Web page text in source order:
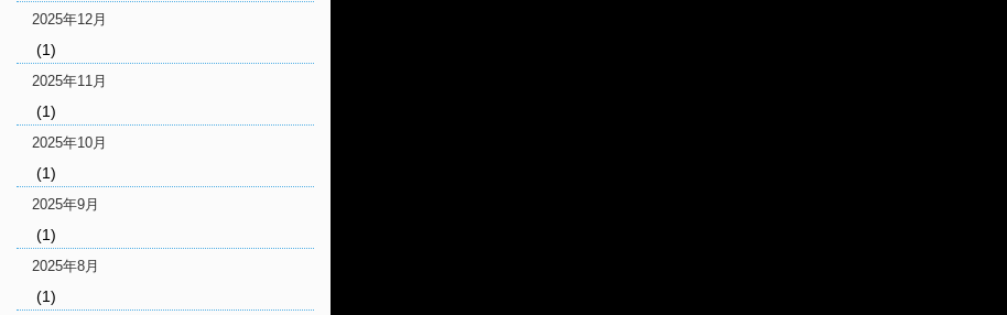
2025年12月
(1)
2025年11月
(1)
2025年10月
(1)
2025年9月
(1)
2025年8月
(1)